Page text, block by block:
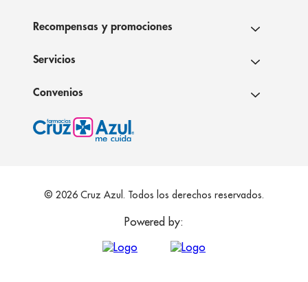
Recompensas y promociones
Servicios
Convenios
© 2026 Cruz Azul. Todos los derechos reservados.
Powered by: